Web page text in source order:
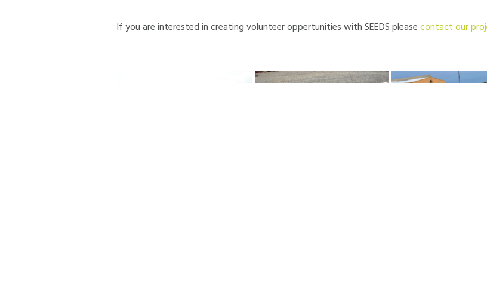
If you are interested in creating volunteer oppertunities with SEEDS pleasecontact our